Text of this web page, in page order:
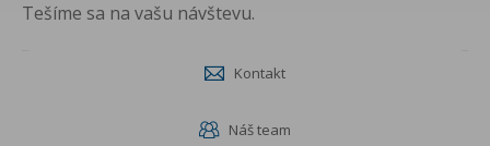
Tešíme sa na vašu návštevu.
Kontakt
Náš team